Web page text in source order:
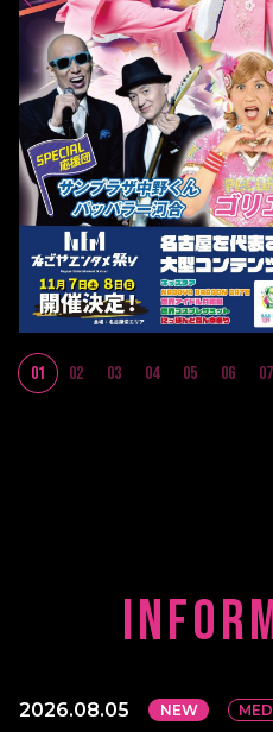
01 02 03 04 05 06 07
2026.08.05 NEW